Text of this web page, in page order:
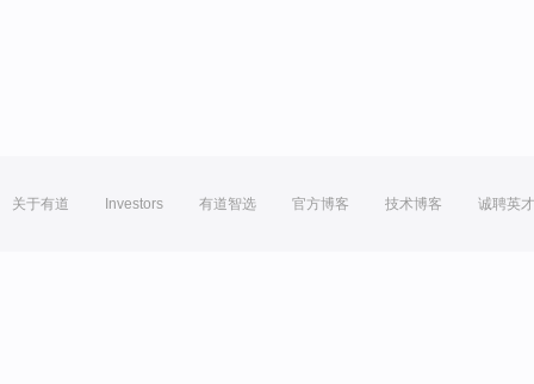
关于有道 Investors 有道智选 官方博客 技术博客 诚聘英才